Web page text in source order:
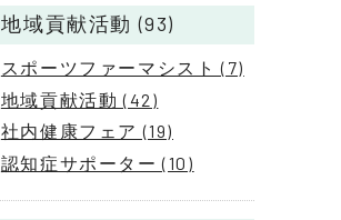
地域貢献活動 (93)
スポーツファーマシスト (7)
地域貢献活動 (42)
社内健康フェア (19)
認知症サポーター (10)